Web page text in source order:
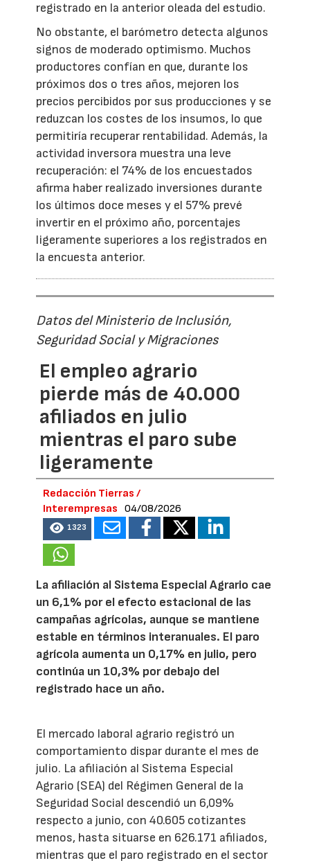
registrado en la anterior oleada del estudio.
No obstante, el barómetro detecta algunos
signos de moderado optimismo. Muchos
productores confían en que, durante los
próximos dos o tres años, mejoren los
precios percibidos por sus producciones y se
reduzcan los costes de los insumos, lo que
permitiría recuperar rentabilidad. Además, la
actividad inversora muestra una leve
recuperación: el 74% de los encuestados
afirma haber realizado inversiones durante
los últimos doce meses y el 57% prevé
invertir en el próximo año, porcentajes
ligeramente superiores a los registrados en
la encuesta anterior.
Datos del Ministerio de Inclusión,
Seguridad Social y Migraciones
El empleo agrario
pierde más de 40.000
afiliados en julio
mientras el paro sube
ligeramente
Redacción Tierras /
Interempresas
04/08/2026
1323
La afiliación al Sistema Especial Agrario cae
un 6,1% por el efecto estacional de las
campañas agrícolas, aunque se mantiene
estable en términos interanuales. El paro
agrícola aumenta un 0,17% en julio, pero
continúa un 10,3% por debajo del
registrado hace un año.
El mercado laboral agrario registró un
comportamiento dispar durante el mes de
julio. La afiliación al Sistema Especial
Agrario (SEA) del Régimen General de la
Seguridad Social descendió un 6,09%
respecto a junio, con 40.605 cotizantes
menos, hasta situarse en 626.171 afiliados,
mientras que el paro registrado en el sector